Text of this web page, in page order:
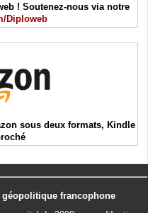
! Soutenez-nous via notre
Diploweb
sous deux formats, Kindle
géopolitique francophone